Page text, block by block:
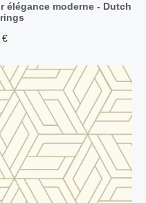
élégance moderne - Dutch
€